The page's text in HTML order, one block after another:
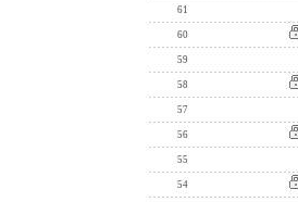
61
60
59
58
57
56
55
54